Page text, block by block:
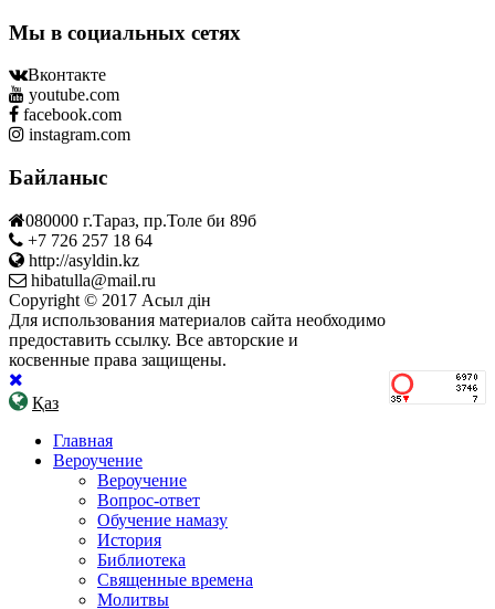
Мы в социальных сетях
Вконтакте
youtube.com
facebook.com
instagram.com
Байланыс
080000 г.Тараз, пр.Толе би 89б
+7 726 257 18 64
http://asyldin.kz
hibatulla@mail.ru
Copyright © 2017 Асыл дін
Для использования материалов сайта необходимо
предоставить ссылку. Все авторские и
косвенные права защищены.
Қаз
Главная
Вероучение
Вероучение
Вопрос-ответ
Обучение намазу
История
Библиотека
Священные времена
Молитвы